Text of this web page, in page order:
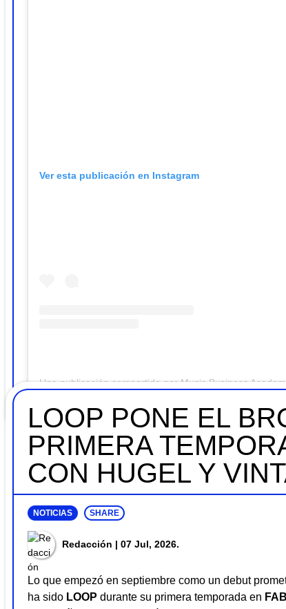
Ver esta publicación en Instagram
LOOP PONE EL
PRIMERA
CON HUGEL Y
NOTICIAS SHARE
Redacción | 07 Jul, 2026.
Lo que empezó en septiembre como un debut
ha sido LOOP durante su primera temporada en